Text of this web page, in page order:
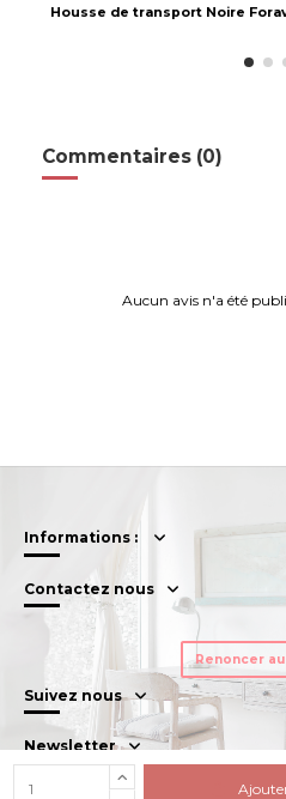
Housse de transport Noire
Commentaires (0)
Aucun avis n'a été
Informations :
Contactez nous
Renoncer
Suivez nous
Newsletter